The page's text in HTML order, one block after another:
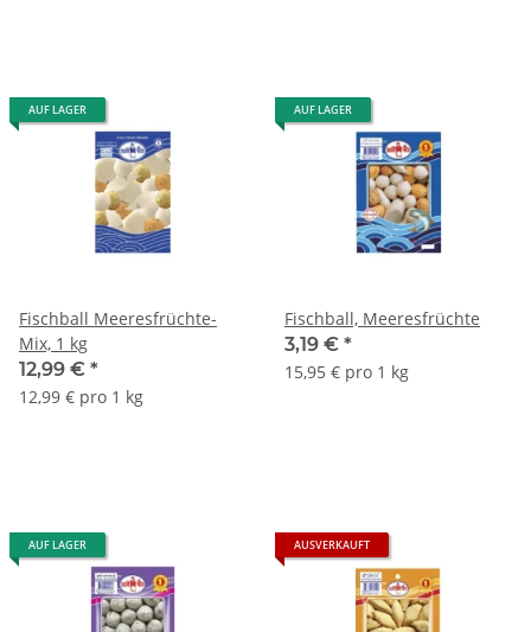
AUF LAGER
Fischball Meeresfrüchte-
Mix, 1 kg
12,99 € *
12,99 € pro 1 kg
AUF LAGER
Fischball, Meeresfrüchte
3,19 € *
15,95 € pro 1 kg
AUF LAGER AUSVERKAUFT